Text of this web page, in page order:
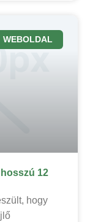
WEBOLDAL
12
hogy